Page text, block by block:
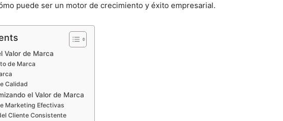
puede ser un motor de crecimiento y éxito empresarial.
Valor de Marca
de Marca
Calidad
el Valor de Marca
Marketing Efectivas
Cliente Consistente